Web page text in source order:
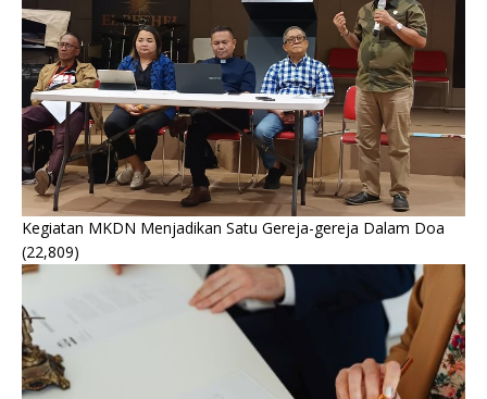
Kegiatan MKDN Menjadikan Satu Gereja-gereja Dalam Doa
(22,809)